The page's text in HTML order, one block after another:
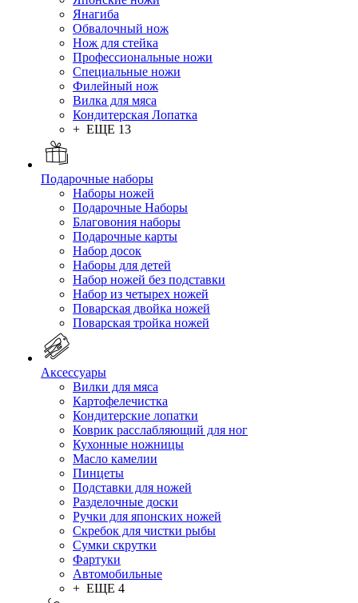
Янагиба
Обвалочный нож
Нож для стейка
Профессиональные ножи
Специальные ножи
Филейный нож
Вилка для мяса
Кондитерская Лопатка
+ ЕЩЕ 13
Подарочные наборы
Наборы ножей
Подарочные Наборы
Благовония наборы
Подарочные карты
Набор досок
Наборы для детей
Набор ножей без подставки
Набор из четырех ножей
Поварская двойка ножей
Поварская тройка ножей
Аксессуары
Вилки для мяса
Картофелечистка
Кондитерские лопатки
Коврик расслабляющий для ног
Кухонные ножницы
Масло камелии
Пинцеты
Подставки для ножей
Разделочные доски
Ручки для японских ножей
Скребок для чистки рыбы
Сумки скрутки
Фартуки
Автомобильные
+ ЕЩЕ 4